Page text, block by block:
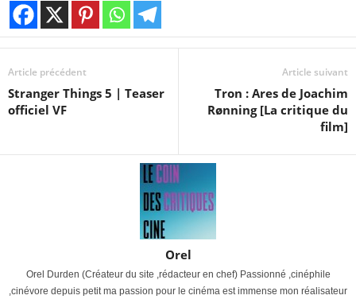
Article précédent
Stranger Things 5 | Teaser
officiel VF
Article suivant
Tron : Ares de Joachim
Rønning [La critique du
film]
Orel
Orel Durden (Créateur du site ,rédacteur en chef) Passionné ,cinéphile
,cinévore depuis petit ma passion pour le cinéma est immense mon réalisateur